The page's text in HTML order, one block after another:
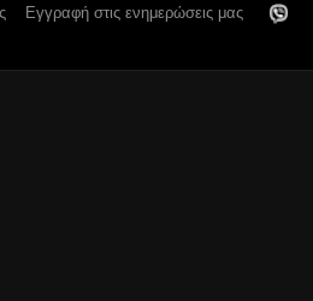
Εγγραφή στις ενημερώσεις μας